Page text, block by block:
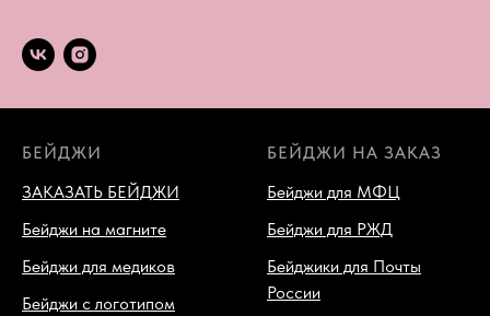
БЕЙДЖИ
ЗАКАЗАТЬ БЕЙДЖИ
Бейджи на магните
Бейджи для медиков
Бейджи с логотипом
БЕЙДЖИ НА ЗАКАЗ
Бейджи для МФЦ
Бейджи для РЖД
Бейджики для Почты
России